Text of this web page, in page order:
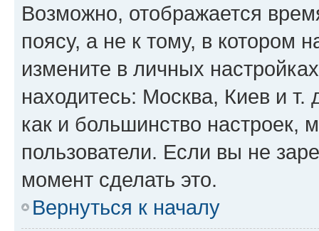
Возможно, отображается
поясу, а не к тому, в котором
измените в личных
находитесь: Москва, Киев и т.
как и большинство настроек,
пользователи. Если вы не
момент сделать это.
Вернуться к началу